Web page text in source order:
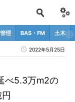
理 BAS・FM 土木
2022年5月25日
べ5.3万m2の